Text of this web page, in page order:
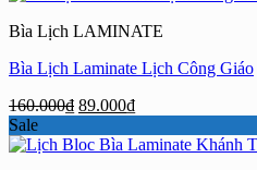
89.000₫.
Bìa Lịch LAMINATE
Bìa Lịch Laminate Lịch Công Giáo
160.000₫ Giá
là:
89.000₫Giá
tại
Sale